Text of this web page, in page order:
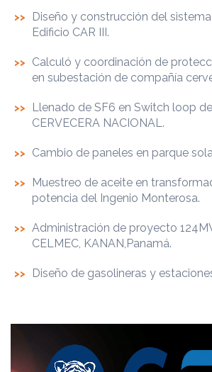
Diseño y construcción del
Edificio CAR III.
Calculó y coordinación de
en subestación de compañía
Llenado de SF6 en Switch loop
CERVECERA NACIONAL.
Cambio de paneles en parque
Muestreo de aceite en
potencia del Ingenio Monterosa.
Administración de proyecto
CELMEC, KANAN,Panamá.
Diseño de gasolineras y